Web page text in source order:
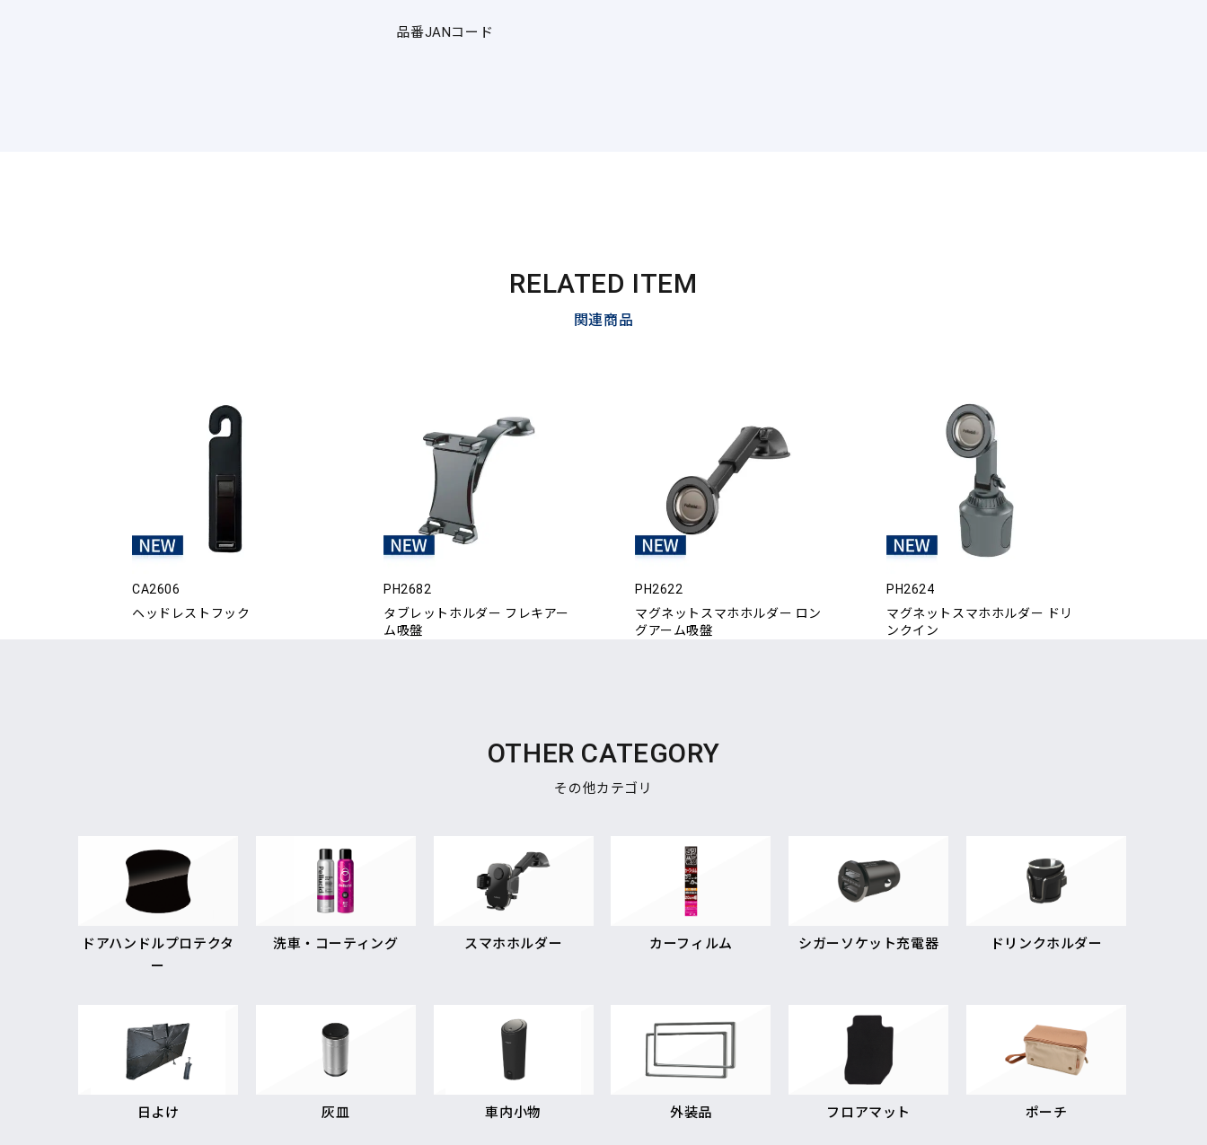
品番JANコード
RELATED ITEM
関連商品
CA2606
ヘッドレストフック
PH2682
タブレットホルダー フレキアー
ム吸盤
PH2622
マグネットスマホホルダー ロン
グアーム吸盤
PH2624
マグネットスマホホルダー ドリ
ンクイン
OTHER CATEGORY
その他カテゴリ
ドアハンドルプロテクタ
ー
洗車・コーティング スマホホルダー カーフィルム シガーソケット充電器 ドリンクホルダー
日よけ 灰皿 車内小物 外装品 フロアマット ポーチ